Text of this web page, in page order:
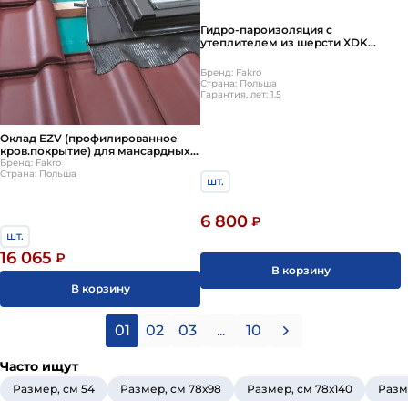
Оклад EZV (профилированное
кров.покрытие) для мансардных
окон Fakro (Факро) FTP (CH)
78х118 см
Бренд: Fakro
Страна: Польша
шт.
16 065 ₽
В корзину
Гидро-пароизоляция с
утеплителем из шерсти XDK
Бренд: Fakro
Страна: Польша
Гарантия, лет: 1.5
шт.
6 800 ₽
В корзину
01 02 03 ... 10
Часто ищут
Размер, см 54 Размер, см 78х98 Размер, см 78х140